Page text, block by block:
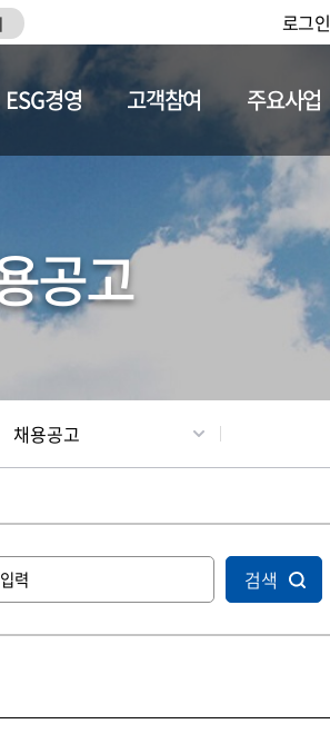
로그인
채용정보
ESG경영 고객참여 주요사업
공고
채용공고
검색